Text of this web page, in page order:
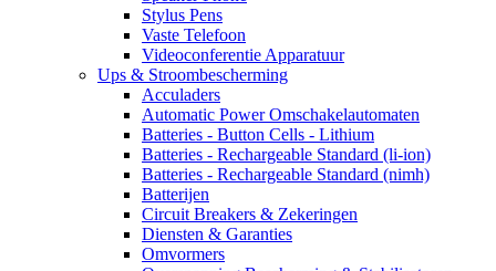
Stylus Pens
Vaste Telefoon
Videoconferentie Apparatuur
Ups & Stroombescherming
Acculaders
Automatic Power Omschakelautomaten
Batteries - Button Cells - Lithium
Batteries - Rechargeable Standard (li-ion)
Batteries - Rechargeable Standard (nimh)
Batterijen
Circuit Breakers & Zekeringen
Diensten & Garanties
Omvormers